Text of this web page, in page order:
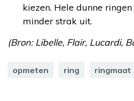
kiezen. Hele dunne
minder strak uit.
(Bron: Libelle, Flair, Lucardi,
opmeten ring ringmaat